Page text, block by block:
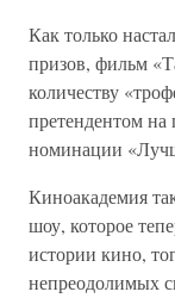
Как только
призов, фильм
количеству
претендентом
номинации
Киноакадемия
шоу, которое
истории кино,
непреодолимых